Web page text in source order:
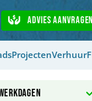
Advies aanvragen
ProjectenVerhuur